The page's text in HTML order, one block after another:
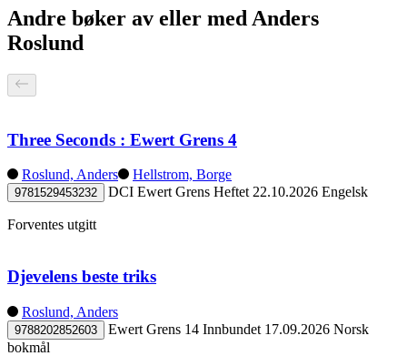
Andre bøker av eller med Anders
Roslund
Three Seconds : Ewert Grens 4
Roslund, Anders Hellstrom, Borge
9781529453232 DCI Ewert Grens Heftet 22.10.2026 Engelsk
Forventes utgitt
Djevelens beste triks
Roslund, Anders
9788202852603 Ewert Grens 14 Innbundet 17.09.2026 Norsk
bokmål